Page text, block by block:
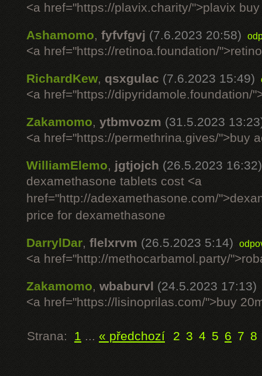
<a href="https://plavix.charity/">plavix
Ashamomo, fyfvfgvj (7.6.2023 20:58)
<a href="https://retinoa.foundation/
RichardKew, qsxgulac (7.6.2023 15:49)
<a href="https://dipyridamole.foundation/
Zakamomo, ytbmvozm (31.5.2023
<a href="https://permethrina.gives/">buy
WilliamElemo, jgtjojch (26.5.2023 16:32)
dexamethasone tablets cost <a
href="http://adexamethasone.com/
price for dexamethasone
DarrylDar, flelxrvm (26.5.2023 5:14)
<a href="http://methocarbamol.party/
Zakamomo, wbaburvl (24.5.2023 17:13)
<a href="https://lisinoprilas.com/">buy
Strana: 1 ... « předchozí 2 3 4 5 6 7 8